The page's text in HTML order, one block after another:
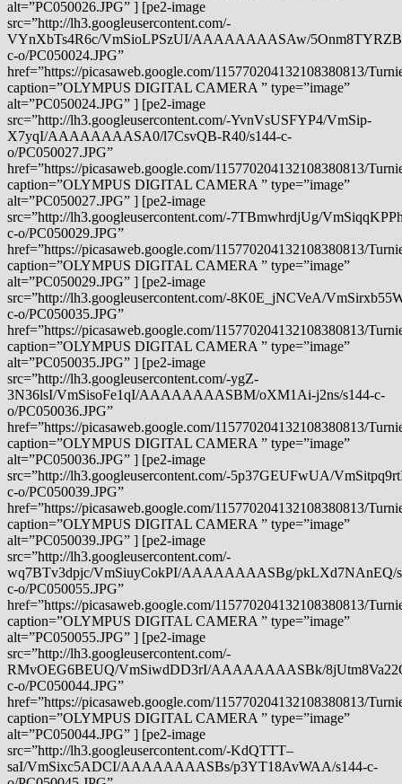
alt=”PC050026.JPG” ] [pe2-image
src=”http://lh3.googleusercontent.com/-
VYnXbTs4R6c/VmSioLPSzUI/AAAAAAAASAw/
c-o/PC050024.JPG”
href=”https://picasaweb.google.com/115770204132108380813/
caption=”OLYMPUS DIGITAL CAMERA ” type=”image”
alt=”PC050024.JPG” ] [pe2-image
src=”http://lh3.googleusercontent.com/-YvnVsUSFYP4/VmSip-
X7yqI/AAAAAAAASA0/l7CsvQB-R40/s144-c-
o/PC050027.JPG”
href=”https://picasaweb.google.com/115770204132108380813/
caption=”OLYMPUS DIGITAL CAMERA ” type=”image”
alt=”PC050027.JPG” ] [pe2-image
src=”http://lh3.googleusercontent.com/-7TBmwhrdjUg/
c-o/PC050029.JPG”
href=”https://picasaweb.google.com/115770204132108380813/
caption=”OLYMPUS DIGITAL CAMERA ” type=”image”
alt=”PC050029.JPG” ] [pe2-image
src=”http://lh3.googleusercontent.com/-8K0E_jNCVeA/
c-o/PC050035.JPG”
href=”https://picasaweb.google.com/115770204132108380813/
caption=”OLYMPUS DIGITAL CAMERA ” type=”image”
alt=”PC050035.JPG” ] [pe2-image
src=”http://lh3.googleusercontent.com/-ygZ-
3N36lsI/VmSisoFe1qI/AAAAAAAASBM/oXM1Ai-j2ns/s144-c-
o/PC050036.JPG”
href=”https://picasaweb.google.com/115770204132108380813/
caption=”OLYMPUS DIGITAL CAMERA ” type=”image”
alt=”PC050036.JPG” ] [pe2-image
src=”http://lh3.googleusercontent.com/-5p37GEUFwUA/
c-o/PC050039.JPG”
href=”https://picasaweb.google.com/115770204132108380813/
caption=”OLYMPUS DIGITAL CAMERA ” type=”image”
alt=”PC050039.JPG” ] [pe2-image
src=”http://lh3.googleusercontent.com/-
wq7BTv3dpjc/VmSiuyCokPI/AAAAAAAASBg/pkLXd7NAnEQ/
c-o/PC050055.JPG”
href=”https://picasaweb.google.com/115770204132108380813/
caption=”OLYMPUS DIGITAL CAMERA ” type=”image”
alt=”PC050055.JPG” ] [pe2-image
src=”http://lh3.googleusercontent.com/-
RMvOEG6BEUQ/VmSiwdDD3rI/AAAAAAAASBk/
c-o/PC050044.JPG”
href=”https://picasaweb.google.com/115770204132108380813/
caption=”OLYMPUS DIGITAL CAMERA ” type=”image”
alt=”PC050044.JPG” ] [pe2-image
src=”http://lh3.googleusercontent.com/-KdQTTT–
saI/VmSixc5ADCI/AAAAAAAASBs/p3YT18AvWAA/s144-c-